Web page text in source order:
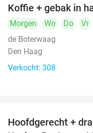
Koffie + gebak in
Morgen Wo Do
Vr
de Boterwaag
Den Haag
Verkocht: 308
Hoofdgerecht +